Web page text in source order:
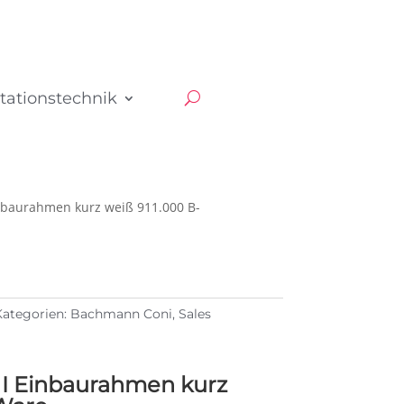
kurz weiß 911.000 B-
Bachmann Coni, Sales
Einbaurahmen kurz